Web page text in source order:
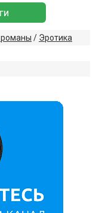
/ Эротика